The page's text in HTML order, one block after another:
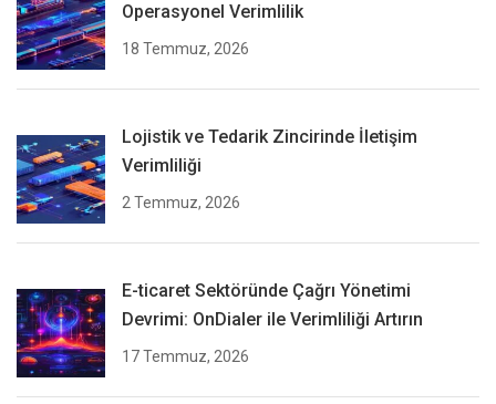
Operasyonel Verimlilik
18 Temmuz, 2026
Lojistik ve Tedarik Zincirinde İletişim
Verimliliği
2 Temmuz, 2026
E-ticaret Sektöründe Çağrı Yönetimi
Devrimi: OnDialer ile Verimliliği Artırın
17 Temmuz, 2026